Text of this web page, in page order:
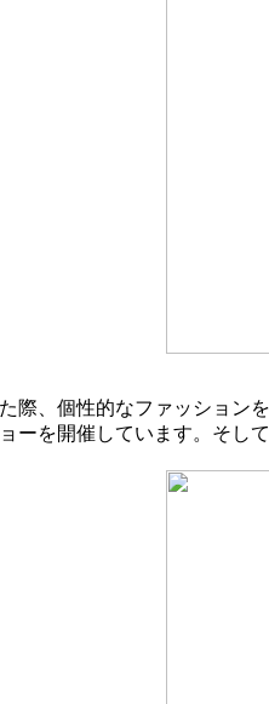
際、個性的なファッショ
ーを開催しています。そし